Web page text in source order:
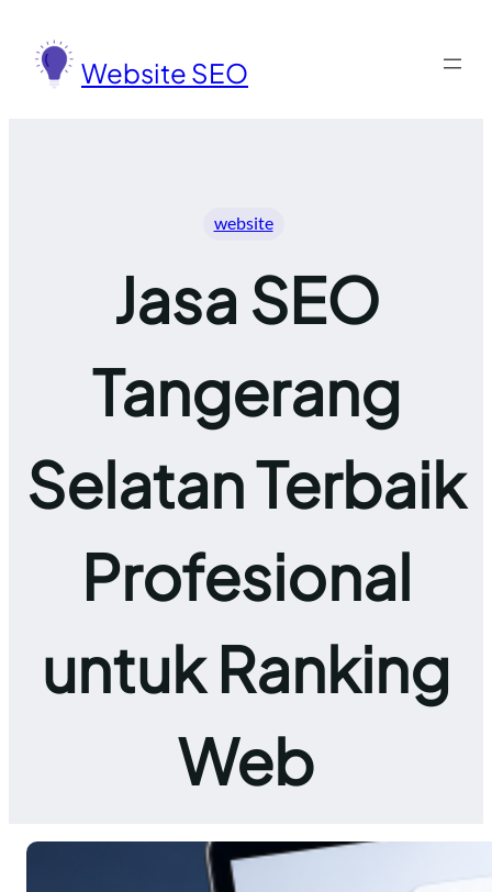
konten
Website SEO
website
Jasa SEO
Tangerang
Selatan Terbaik
Profesional
untuk Ranking
Web